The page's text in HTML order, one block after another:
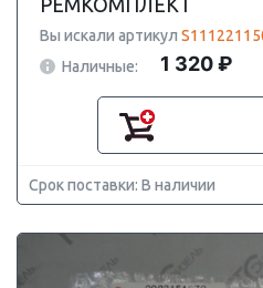
РЕМКОМПЛЕКТ
Вы искали артикул
Наличные:
1 320 ₽
Срок поставки: В наличии